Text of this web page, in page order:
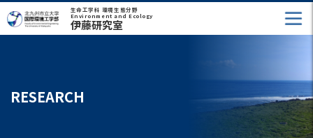
生命工学科 環境生態分野
Environment and Ecology
伊藤研究室
RESEARCH